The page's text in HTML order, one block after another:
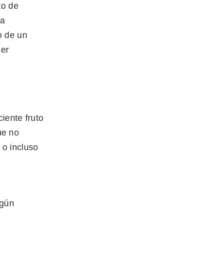
de
de un
fruto
no
incluso